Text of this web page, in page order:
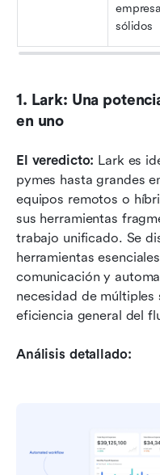
sólidos
1. Lark: Una
en uno
El veredicto: Lark es
pymes hasta grandes
equipos remotos o
sus herramientas
trabajo unificado. Se
herramientas
comunicación y
necesidad de
eficiencia general del
Análisis detallado: